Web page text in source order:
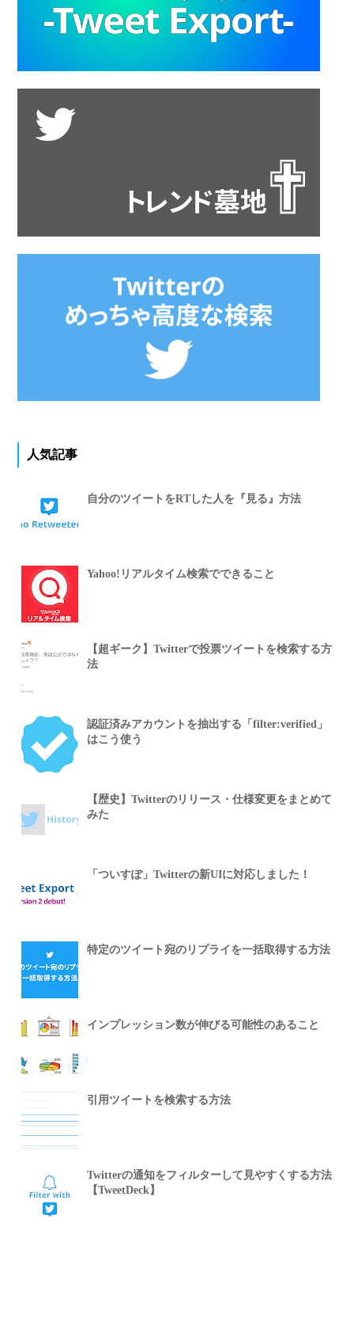
人気記事
自分のツイートをRTした人を『見る』方法
Yahoo!リアルタイム検索でできること
【超ギーク】Twitterで投票ツイートを検索する方
法
認証済みアカウントを抽出する「filter:verified」
はこう使う
【歴史】Twitterのリリース・仕様変更をまとめて
みた
「ついすぽ」Twitterの新UIに対応しました！
特定のツイート宛のリプライを一括取得する方法
インプレッション数が伸びる可能性のあること
引用ツイートを検索する方法
Twitterの通知をフィルターして見やすくする方法
【TweetDeck】